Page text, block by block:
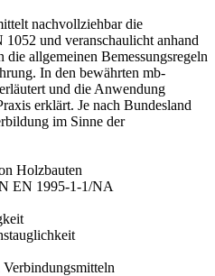
nachvollziehbar die
und veranschaulicht anhand
allgemeinen Bemessungsregeln
In den bewährten mb-
und die Anwendung
erklärt. Je nach Bundesland
im Sinne der
Holzbauten
EN 1995-1-1/NA